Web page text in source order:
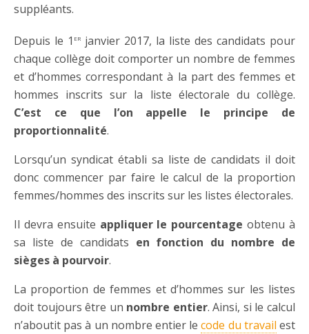
suppléants.
Depuis le 1 er janvier 2017, la liste des candidats pour
chaque collège doit comporter un nombre de femmes
et d’hommes correspondant à la part des femmes et
hommes inscrits sur la liste électorale du collège.
C’est ce que l’on appelle le principe de
proportionnalité.
Lorsqu’un syndicat établi sa liste de candidats il doit
donc commencer par faire le calcul de la proportion
femmes/hommes des inscrits sur les listes électorales.
Il devra ensuite appliquer le pourcentage obtenu à
sa liste de candidats en fonction du nombre de
sièges à pourvoir.
La proportion de femmes et d’hommes sur les listes
doit toujours être un nombre entier. Ainsi, si le calcul
n’aboutit pas à un nombre entier lecode du travail est